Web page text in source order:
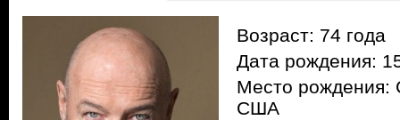
Возраст: 74 года
Дата рождения:
Место рождения:
США